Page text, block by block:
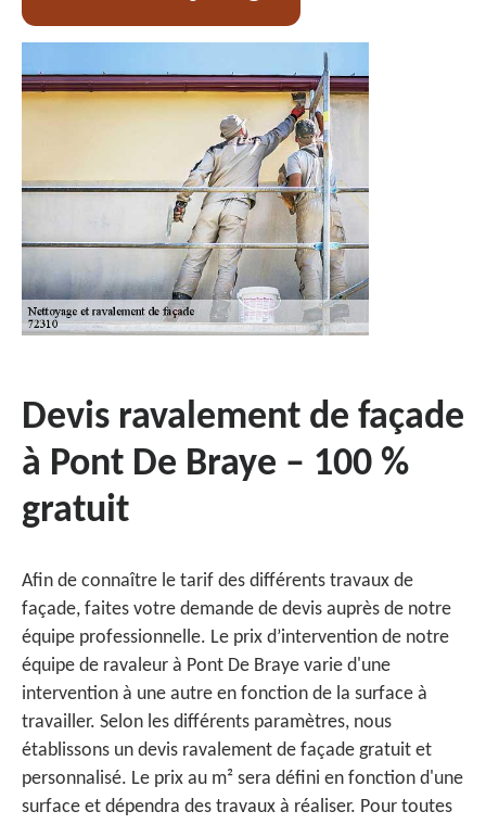
Devis ravalement de façade
à Pont De Braye – 100 %
gratuit
Afin de connaître le tarif des différents travaux de
façade, faites votre demande de devis auprès de notre
équipe professionnelle. Le prix d’intervention de notre
équipe de ravaleur à Pont De Braye varie d'une
intervention à une autre en fonction de la surface à
travailler. Selon les différents paramètres, nous
établissons un devis ravalement de façade gratuit et
personnalisé. Le prix au m² sera défini en fonction d'une
surface et dépendra des travaux à réaliser. Pour toutes